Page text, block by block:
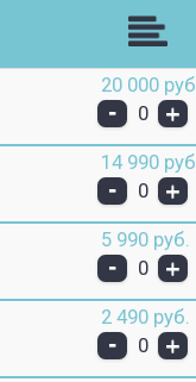
20 000
- 0 +
14 990
- 0 +
5 990 руб.
- 0 +
2 490 руб.
- 0 +